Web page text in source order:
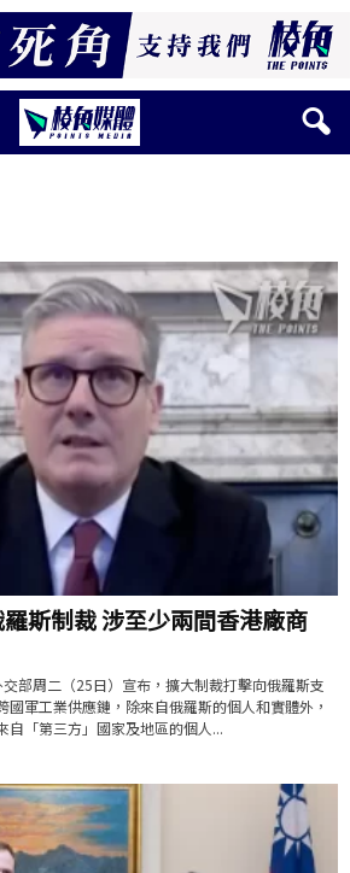
斯制裁 涉至少兩間香港廠商
交部周二（25日）宣布，擴大制裁打擊向俄羅斯支
軍工業供應鏈，除來自俄羅斯的個人和實體外，
自「第三方」國家及地區的個人...